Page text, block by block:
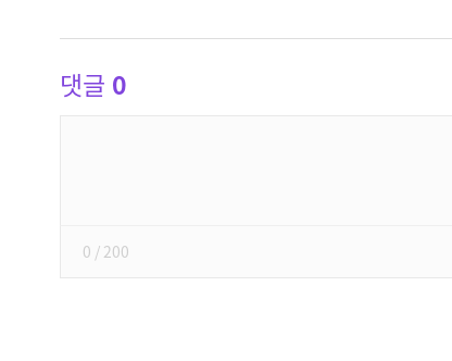
댓글 0
0 / 200